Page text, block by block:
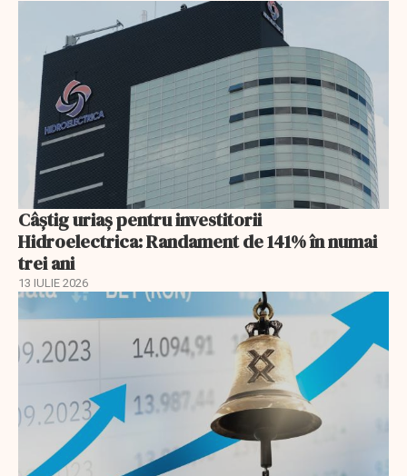
Câștig uriaș pentru investitorii
Hidroelectrica: Randament de 141% în numai
trei ani
13 IULIE 2026